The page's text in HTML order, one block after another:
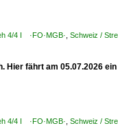
4/4 I ·FO·MGB· Schweiz /
Hier fährt am 05.07.2026
4/4 I ·FO·MGB· Schweiz /